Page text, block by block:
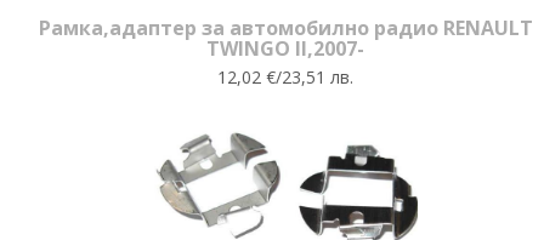
Рамка,адаптер за автомобилно радио RENAULT
TWINGO II,2007-
12,02 €/23,51 лв.